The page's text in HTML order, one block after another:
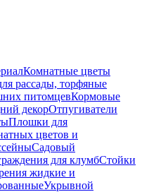
Комнатные цветы
рассады, торфяные
питомцевКормовые
декорОтпугиватели
Плошки для
цветов и
Садовый
для клумбСтойки
жидкие и
Укрывной